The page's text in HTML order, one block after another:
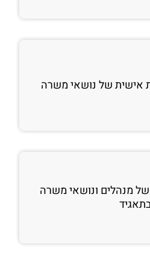
אישית של נושאי משרה
מנהלים ונושאי משרה